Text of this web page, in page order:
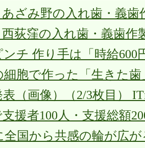
あざみ野の入れ歯・義
西荻窪の入れ歯・義歯
ンチ 作り手は「時給
細胞で作った「生きた
（画像）（2/3枚目）
援者100人・支援総額
国から共感の輪が広が